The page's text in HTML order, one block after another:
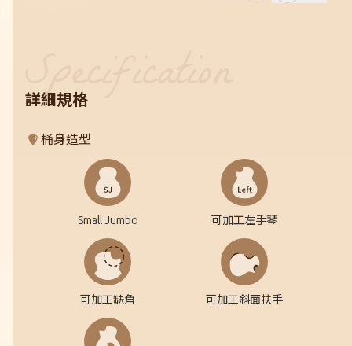
詳細規格
桶身造型
Small Jumbo 可加工左手琴
可加工缺角 可加工斜面扶手